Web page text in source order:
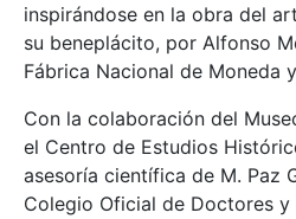
inspirándose en la obra del
su beneplácito, por Alfonso
Fábrica Nacional de Moneda
Con la colaboración del
el Centro de Estudios
asesoría científica de M. Paz
Colegio Oficial de Doctores